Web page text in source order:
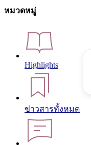
หมวดหมู่
Highlights
ข่าวสารทั้งหมด